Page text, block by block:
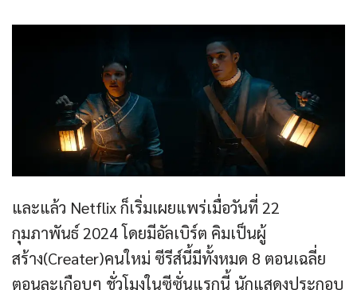
และแล้ว Netflix ก็เริ่มเผยแพร่เมื่อวันที่ 22
กุมภาพันธ์ 2024 โดยมีอัลเบิร์ต คิมเป็นผู้
สร้าง(Creater)คนใหม่ ซีรีส์นี้มีทั้งหมด 8 ตอนเฉลี่ย
ตอนละเกือบๆ ชั่วโมงในซีซั่นแรกนี้ นักแสดงประกอบ